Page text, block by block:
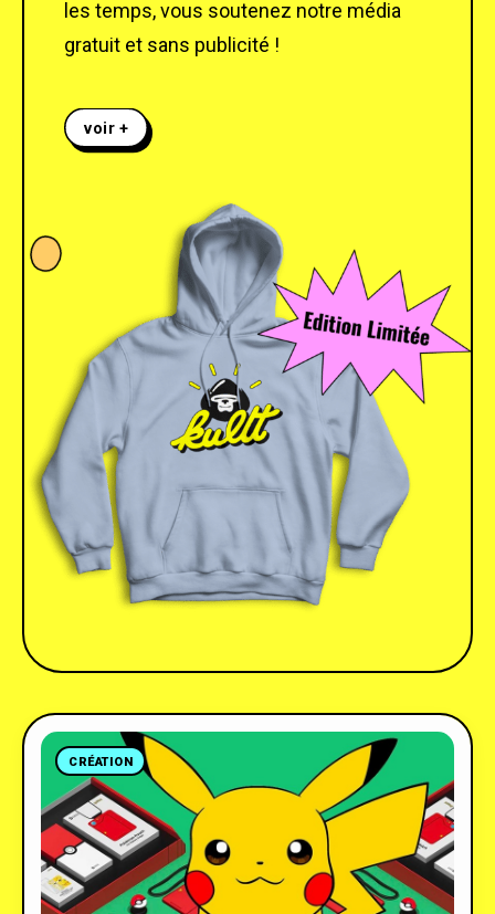
les temps, vous soutenez notre média
gratuit et sans publicité !
voir +
CRÉATION